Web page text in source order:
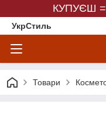
КУПУЄШ
УкрСтиль
Товари